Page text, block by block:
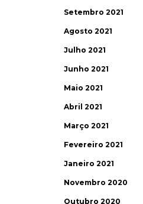
Setembro 2021
Agosto 2021
Julho 2021
Junho 2021
Maio 2021
Abril 2021
Março 2021
Fevereiro 2021
Janeiro 2021
Novembro 2020
Outubro 2020